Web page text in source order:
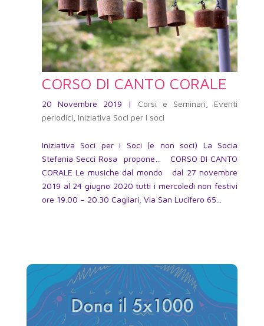
CORSO DI CANTO CORALE
20 Novembre 2019 | Corsi e Seminari
Eventi
periodici Iniziativa Soci per i soci
Iniziativa Soci per i Soci (e non soci) La Socia
Stefania Secci Rosa propone… CORSO DI CANTO
CORALE Le musiche dal mondo dal 27 novembre
2019 al 24 giugno 2020 tutti i mercoledì non festivi
ore 19.00 – 20.30 Cagliari, Via San Lucifero 65...